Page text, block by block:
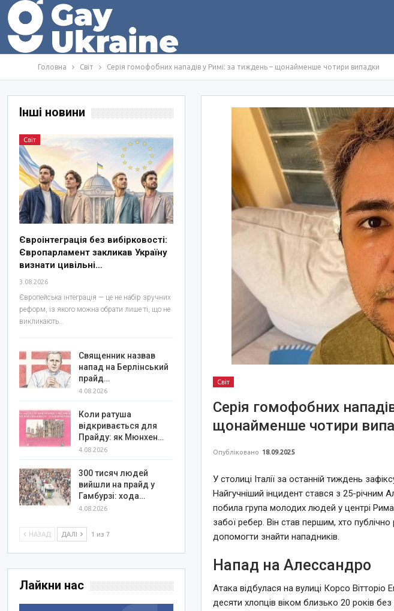
Головна Світ Серія гомофобних нападів у Римі: за тиждень – щонайменше чотири випадки
Світ
Серія гомофобних
щонайменше чотири
Опубліковано 18.09.2025
У столиці Італії за останній тиждень
Найгучніший інцидент стався з 25-
побила група молодих людей у центрі
забої ребер. Він став першим, хто
допомогти знайти нападників.
Напад на Алессандро
Атака відбулася на вулиці Корсо
десяти хлопців віком близько 20 років
Інші новини
Світ
Євроінтеграція без вибірковості:
Європарламент закликав Україну
визнати цивільні…
3.08.2026
Європейська інтеграція — це не набір зручних
реформ, із якого можна обрати лише ті, що не
викликають…
Священник назвав
напад на Берлінський
прайд…
4.08.2026
Коли ратуша
відкривається для
Прайду: як Мюнхен…
4.08.2026
300 тисяч людей
вийшли на прайд у
Гамбурзі: хода…
4.08.2026
НАЗАД ДАЛІ 1 из 7
Лайкни нас